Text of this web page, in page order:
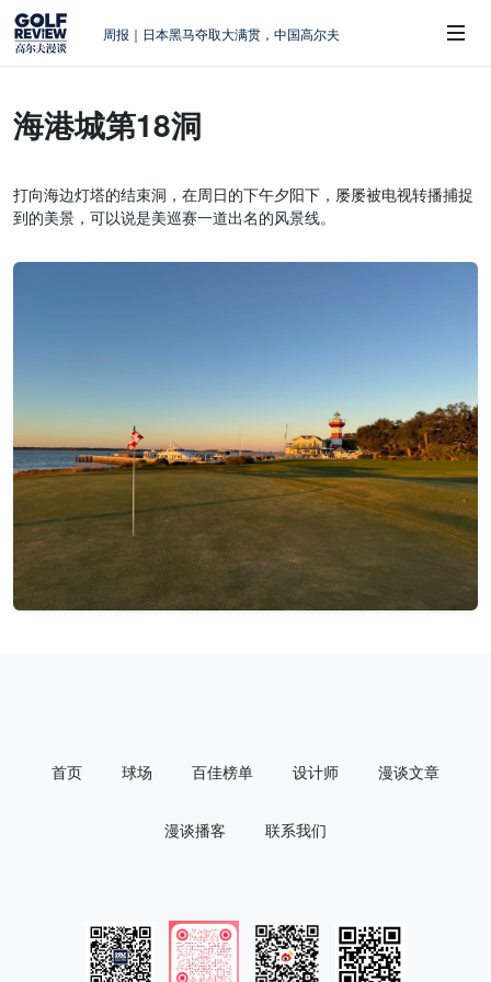
周报｜日本黑马夺取大满贯，中国高尔夫
AIG英国女子公开赛，一场大满贯的50年
蜕变
龙
查莉·赫尔：不断制造“麻烦”的流量明星
Menu
海港城第18洞
打向海边灯塔的结束洞，在周日的下午夕阳下，屡屡被电视转播捕捉
到的美景，可以说是美巡赛一道出名的风景线。
首页 球场 百佳榜单 设计师 漫谈文章
漫谈播客 联系我们